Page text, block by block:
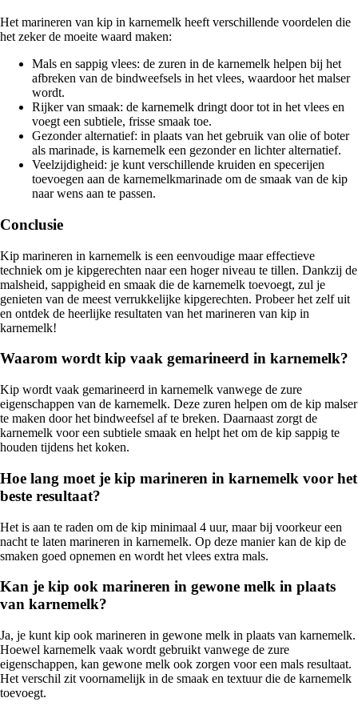
Het marineren van kip in karnemelk heeft verschillende voordelen die
het zeker de moeite waard maken:
Mals en sappig vlees: de zuren in de karnemelk helpen bij het
afbreken van de bindweefsels in het vlees, waardoor het malser
wordt.
Rijker van smaak: de karnemelk dringt door tot in het vlees en
voegt een subtiele, frisse smaak toe.
Gezonder alternatief: in plaats van het gebruik van olie of boter
als marinade, is karnemelk een gezonder en lichter alternatief.
Veelzijdigheid: je kunt verschillende kruiden en specerijen
toevoegen aan de karnemelkmarinade om de smaak van de kip
naar wens aan te passen.
Conclusie
Kip marineren in karnemelk is een eenvoudige maar effectieve
techniek om je kipgerechten naar een hoger niveau te tillen. Dankzij de
malsheid, sappigheid en smaak die de karnemelk toevoegt, zul je
genieten van de meest verrukkelijke kipgerechten. Probeer het zelf uit
en ontdek de heerlijke resultaten van het marineren van kip in
karnemelk!
Waarom wordt kip vaak gemarineerd in karnemelk?
Kip wordt vaak gemarineerd in karnemelk vanwege de zure
eigenschappen van de karnemelk. Deze zuren helpen om de kip malser
te maken door het bindweefsel af te breken. Daarnaast zorgt de
karnemelk voor een subtiele smaak en helpt het om de kip sappig te
houden tijdens het koken.
Hoe lang moet je kip marineren in karnemelk voor het
beste resultaat?
Het is aan te raden om de kip minimaal 4 uur, maar bij voorkeur een
nacht te laten marineren in karnemelk. Op deze manier kan de kip de
smaken goed opnemen en wordt het vlees extra mals.
Kan je kip ook marineren in gewone melk in plaats
van karnemelk?
Ja, je kunt kip ook marineren in gewone melk in plaats van karnemelk.
Hoewel karnemelk vaak wordt gebruikt vanwege de zure
eigenschappen, kan gewone melk ook zorgen voor een mals resultaat.
Het verschil zit voornamelijk in de smaak en textuur die de karnemelk
toevoegt.